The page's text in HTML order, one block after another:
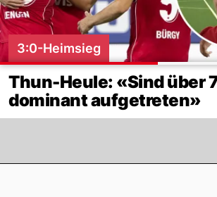
3:0-Heimsieg
Thun-Heule: «Sind über
dominant aufgetreten»